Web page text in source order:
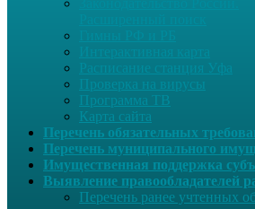
Расписание станция Уфа
Проверка на вирусы
Программа ТВ
Карта сайта
Перечень обязательных
Перечень муниципального
Имущественная поддержка
Выявление правообладателей
Перечень ранее учтенных